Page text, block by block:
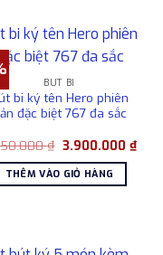
BÚT BI
bi ký tên Hero phiên
đặc biệt 767 đa sắc
₫ Giá
là:
4.950.000 ₫.
3.900.000 ₫Giá
hiện
THÊM VÀO GIỎ HÀNG